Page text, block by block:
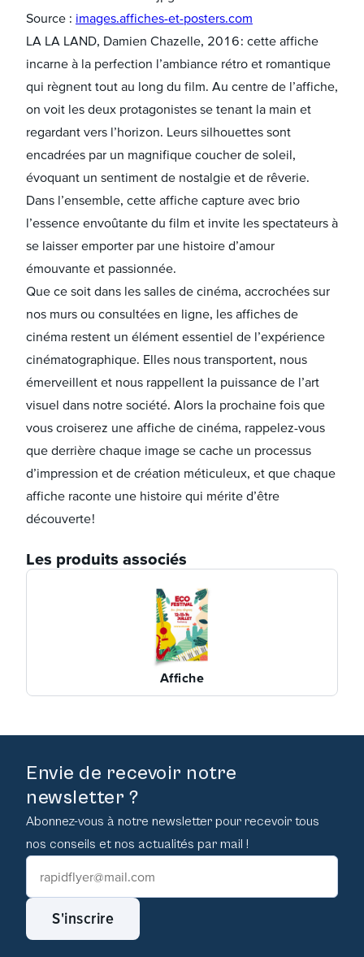
Source : images.affiches-et-posters.com
LA LA LAND, Damien Chazelle, 2016 : cette affiche
incarne à la perfection l’ambiance rétro et romantique
qui règnent tout au long du film. Au centre de l’affiche,
on voit les deux protagonistes se tenant la main et
regardant vers l’horizon. Leurs silhouettes sont
encadrées par un magnifique coucher de soleil,
évoquant un sentiment de nostalgie et de rêverie.
Dans l’ensemble, cette affiche capture avec brio
l’essence envoûtante du film et invite les spectateurs à
se laisser emporter par une histoire d’amour
émouvante et passionnée.
Que ce soit dans les salles de cinéma, accrochées sur
nos murs ou consultées en ligne, les affiches de
cinéma restent un élément essentiel de l’expérience
cinématographique. Elles nous transportent, nous
émerveillent et nous rappellent la puissance de l’art
visuel dans notre société. Alors la prochaine fois que
vous croiserez une affiche de cinéma, rappelez-vous
que derrière chaque image se cache un processus
d’impression et de création méticuleux, et que chaque
affiche raconte une histoire qui mérite d’être
découverte !
Les produits associés
Affiche
Envie de recevoir notre
newsletter ?
Abonnez-vous à notre newsletter pour recevoir tous
nos conseils et nos actualités par mail !
S'inscrire